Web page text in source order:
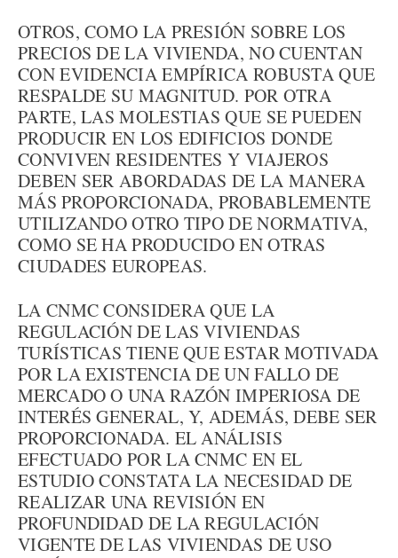
OTROS, COMO LA PRESIÓN SOBRE LOS
PRECIOS DE LA VIVIENDA, NO CUENTAN
CON EVIDENCIA EMPÍRICA ROBUSTA QUE
RESPALDE SU MAGNITUD. POR OTRA
PARTE, LAS MOLESTIAS QUE SE PUEDEN
PRODUCIR EN LOS EDIFICIOS DONDE
CONVIVEN RESIDENTES Y VIAJEROS
DEBEN SER ABORDADAS DE LA MANERA
MÁS PROPORCIONADA, PROBABLEMENTE
UTILIZANDO OTRO TIPO DE NORMATIVA,
COMO SE HA PRODUCIDO EN OTRAS
CIUDADES EUROPEAS.
LA CNMC CONSIDERA QUE LA
REGULACIÓN DE LAS VIVIENDAS
TURÍSTICAS TIENE QUE ESTAR MOTIVADA
POR LA EXISTENCIA DE UN FALLO DE
MERCADO O UNA RAZÓN IMPERIOSA DE
INTERÉS GENERAL, Y, ADEMÁS, DEBE SER
PROPORCIONADA. EL ANÁLISIS
EFECTUADO POR LA CNMC EN EL
ESTUDIO CONSTATA LA NECESIDAD DE
REALIZAR UNA REVISIÓN EN
PROFUNDIDAD DE LA REGULACIÓN
VIGENTE DE LAS VIVIENDAS DE USO